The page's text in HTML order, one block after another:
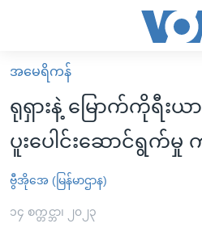
လွယ်ကူ
စေ
Link
များ
ပင်မ
မူလစာမျက်နှာ
မြန်မာ
ကမ္ဘာ့သတင်းများ
နိုင်ငံတကာ
ဗွီဒီယို
အမေရိကန်
ရုရှားနဲ့ မြောက်ကိုရီးယာ
ပူးပေါင်းဆောင်ရွက်မှု
ဗွီအိုအေ (မြန်မာဌာန)
၁၄ စက္တင္ဘာ၊ ၂၀၂၃